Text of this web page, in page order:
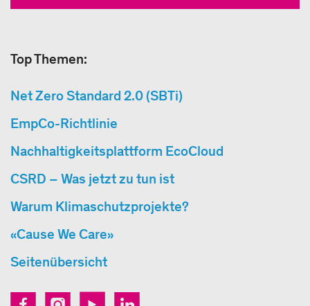
Top Themen:
Net Zero Standard 2.0 (SBTi)
EmpCo-Richtlinie
Nachhaltigkeitsplattform EcoCloud
CSRD – Was jetzt zu tun ist
Warum Klimaschutzprojekte?
«Cause We Care»
Seitenübersicht